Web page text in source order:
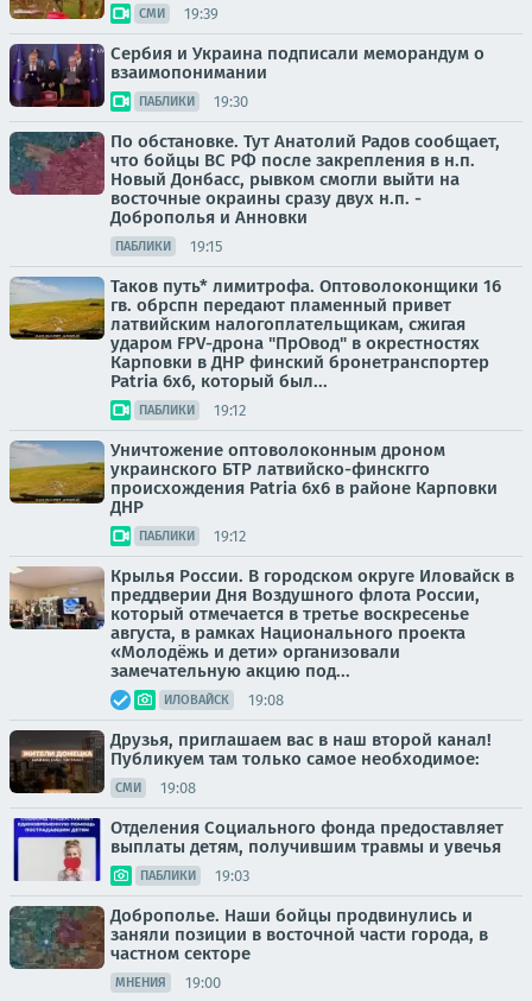
СМИ 19:39
Сербия и Украина подписали меморандум о
взаимопонимании
ПАБЛИКИ 19:30
По обстановке. Тут Анатолий Радов сообщает,
что бойцы ВС РФ после закрепления в н.п.
Новый Донбасс, рывком смогли выйти на
восточные окраины сразу двух н.п. -
Доброполья и Анновки
ПАБЛИКИ 19:15
Таков путь* лимитрофа. Оптоволоконщики 16
гв. обрспн передают пламенный привет
латвийским налогоплательщикам, сжигая
ударом FPV-дрона "ПрОвод" в окрестностях
Карповки в ДНР финский бронетранспортер
Patria 6x6, который был...
ПАБЛИКИ 19:12
Уничтожение оптоволоконным дроном
украинского БТР латвийско-финскгго
происхождения Patria 6x6 в районе Карповки
ДНР
ПАБЛИКИ 19:12
Крылья России. В городском округе Иловайск в
преддверии Дня Воздушного флота России,
который отмечается в третье воскресенье
августа, в рамках Национального проекта
«Молодёжь и дети» организовали
замечательную акцию под...
ИЛОВАЙСК 19:08
Друзья, приглашаем вас в наш второй канал!
Публикуем там только самое необходимое:
СМИ 19:08
Отделения Социального фонда предоставляет
выплаты детям, получившим травмы и увечья
ПАБЛИКИ 19:03
Доброполье. Наши бойцы продвинулись и
заняли позиции в восточной части города, в
частном секторе
МНЕНИЯ 19:00